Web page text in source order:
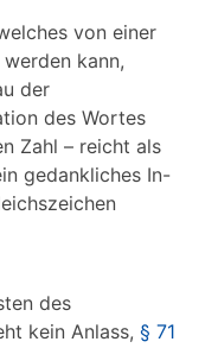
von einer
kann,
der
des Wortes
Zahl – reicht als
gedankliches In-
des
kein Anlass, § 71